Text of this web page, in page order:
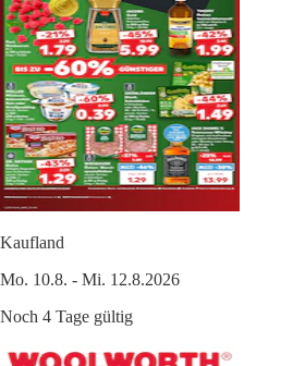
Kaufland
Mo. 10.8. - Mi. 12.8.2026
Noch 4 Tage gültig